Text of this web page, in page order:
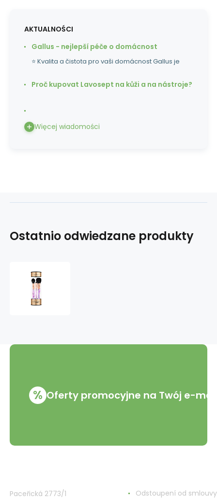
AKTUALNOŚCI
Gallus - nejlepší péče o domácnost
⭐ Kvalita a čistota pro vaši domácnost Gallus je
Proč kupovat Lavosept na kůži a na nástroje?
Więcej wiadomości
Ostatnio odwiedzane produkty
syntetickými
% Oferty promocyjne na Twój e-mail
Paceřická 2773/1
Odstoupení od smlouvy